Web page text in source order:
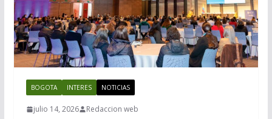
BOGOTA INTERES NOTICIAS
julio 14, 2026 Redaccion web